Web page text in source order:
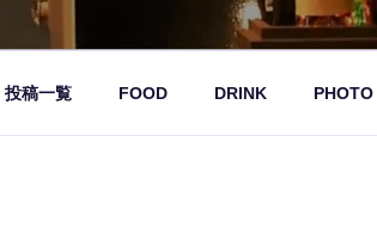
投稿一覧 FOOD DRINK PHOTO